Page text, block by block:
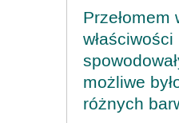
Przełomem
możliwe
różnych